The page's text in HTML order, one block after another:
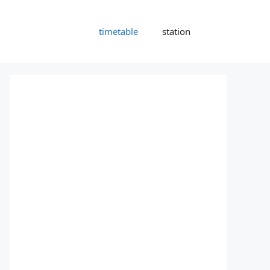
timetable station